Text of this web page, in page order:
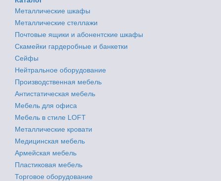
Металлические шкафы
Металлические стеллажи
Почтовые ящики и абонентские шкафы
Скамейки гардеробные и банкетки
Сейфы
Нейтральное оборудование
Производственная мебель
Антистатическая мебель
Мебель для офиса
Мебель в стиле LOFT
Металлические кровати
Медицинская мебель
Армейская мебель
Пластиковая мебель
Торговое оборудование